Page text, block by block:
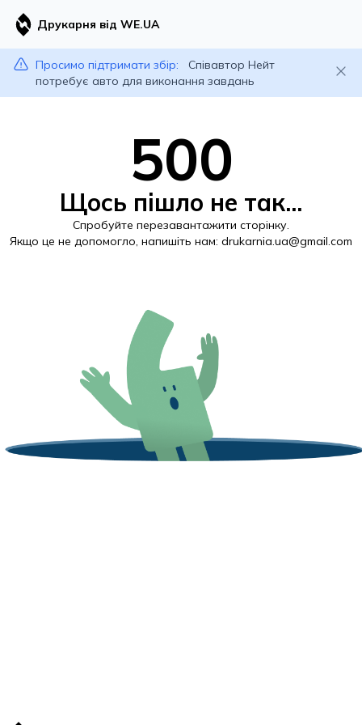
Друкарня від WE.UA
Просимо підтримати збір:
Співавтор Нейт
потребує авто для виконання завдань
500
Щось пішло не так...
Спробуйте перезавантажити сторінку.
Якщо це не допомогло, напишіть нам: drukarnia.ua@gmail.com